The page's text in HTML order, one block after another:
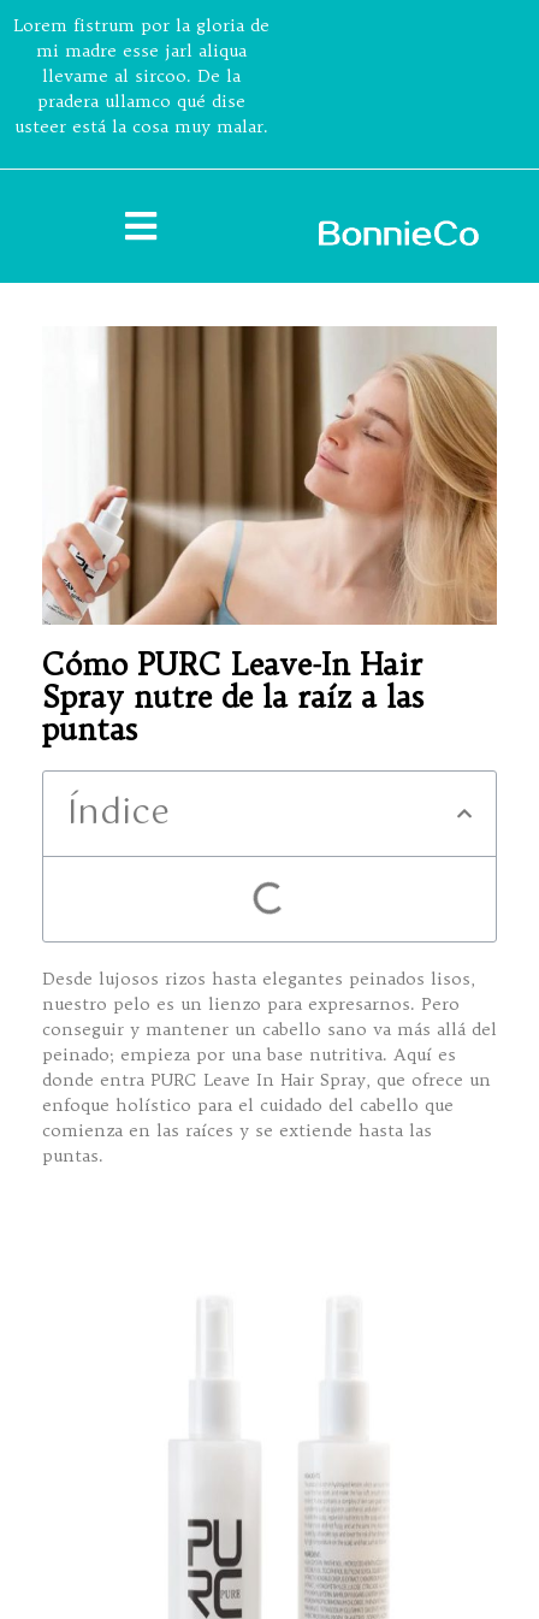
Lorem fistrum por la gloria de
mi madre esse jarl aliqua
llevame al sircoo. De la
pradera ullamco qué dise
usteer está la cosa muy malar.
Cómo PURC Leave-In Hair
Spray nutre de la raíz a las
puntas
Índice
Desde lujosos rizos hasta elegantes peinados lisos,
nuestro pelo es un lienzo para expresarnos. Pero
conseguir y mantener un cabello sano va más allá del
peinado; empieza por una base nutritiva. Aquí es
donde entra PURC Leave In Hair Spray, que ofrece un
enfoque holístico para el cuidado del cabello que
comienza en las raíces y se extiende hasta las
puntas.